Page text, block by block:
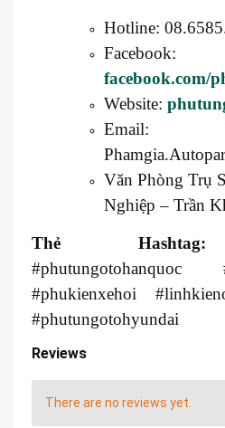
Hotline:
Facebook:
facebook.com/
Website:
Email:
Văn Phòng Trụ
Nghiệp – Trần
Thẻ Hashtag:
#phutungotohanquoc
#phukienxehoi
#phutungotohyundai
Reviews
There are no reviews yet.